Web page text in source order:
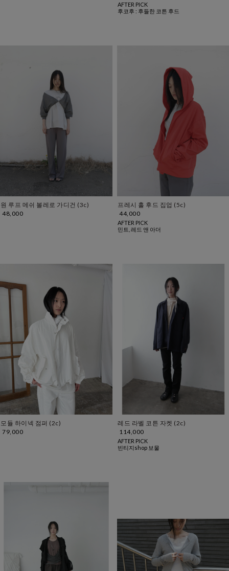
AFTER PICK
후코후 : 후들한 코튼 후드
원 루프 메쉬 볼레로 가디건 (3c)
48,000
프레시 홀 후드 집업 (5c)
44,000
AFTER PICK
민트, 레드 앤 아더
모듈 하이넥 점퍼 (2c)
79,000
레드 라벨 코튼 자켓 (2c)
114,000
AFTER PICK
빈티지shop 보물